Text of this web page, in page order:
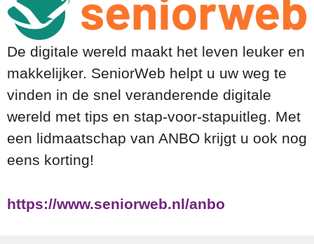
De digitale wereld maakt het leven leuker en
makkelijker. SeniorWeb helpt u uw weg te
vinden in de snel veranderende digitale
wereld met tips en stap-voor-stapuitleg. Met
een lidmaatschap van ANBO krijgt u ook nog
eens korting!
https://www.seniorweb.nl/anbo